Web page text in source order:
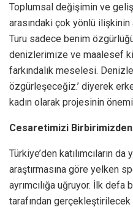
Toplumsal değişimin ve
arasındaki çok yönlü ilişkinin
Turu sadece benim
denizlerimize ve maalesef
farkındalık meselesi.
özgürleşeceğiz.’ diyerek
kadın olarak projesinin
Cesaretimizi Birbirimizden
Türkiye’den katılımcıların da
araştırmasına göre yelken
ayrımcılığa uğruyor. İlk
tarafından